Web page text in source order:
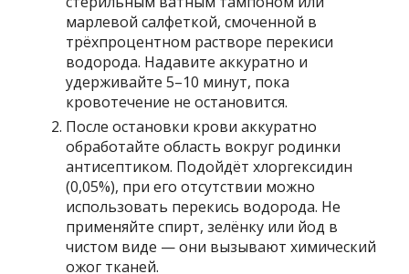
марлевой салфеткой, смоченной в
трёхпроцентном растворе перекиси
водорода. Надавите аккуратно и
удерживайте 5–10 минут, пока
кровотечение не остановится.
После остановки крови аккуратно
обработайте область вокруг родинки
антисептиком. Подойдёт хлоргексидин
(0,05%), при его отсутствии можно
использовать перекись водорода. Не
применяйте спирт, зелёнку или йод в
чистом виде — они вызывают химический
ожог тканей.